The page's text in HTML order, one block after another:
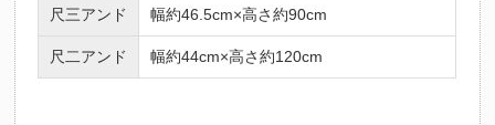
尺三アンド 幅約46.5cm×高さ約90cm
尺二アンド 幅約44cm×高さ約120cm